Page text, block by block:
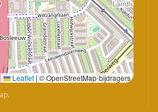
Leaflet | © OpenStreetMap-bijdragers